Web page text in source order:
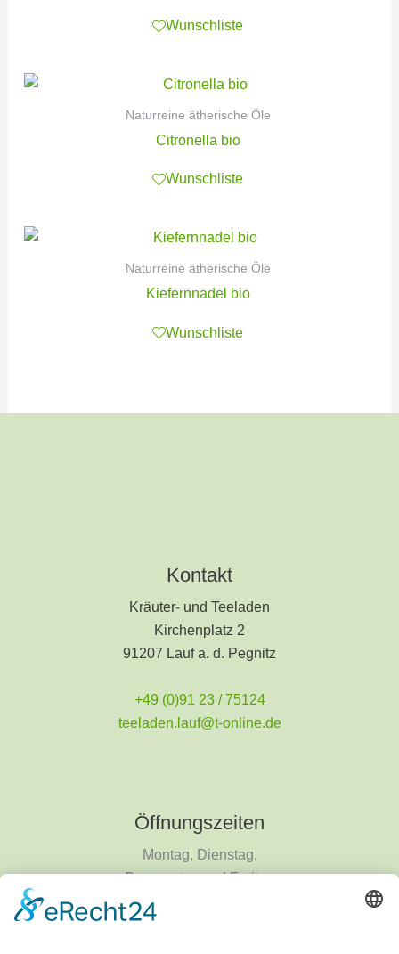
Wunschliste
Naturreine ätherische Öle
Citronella bio
Wunschliste
Naturreine ätherische Öle
Kiefernnadel bio
Wunschliste
Kontakt
Kräuter- und Teeladen
Kirchenplatz 2
91207 Lauf a. d. Pegnitz
+49 (0)91 23 / 75124
teeladen.lauf@t-online.de
Öffnungszeiten
Montag, Dienstag,
Donnerstag und Freitag